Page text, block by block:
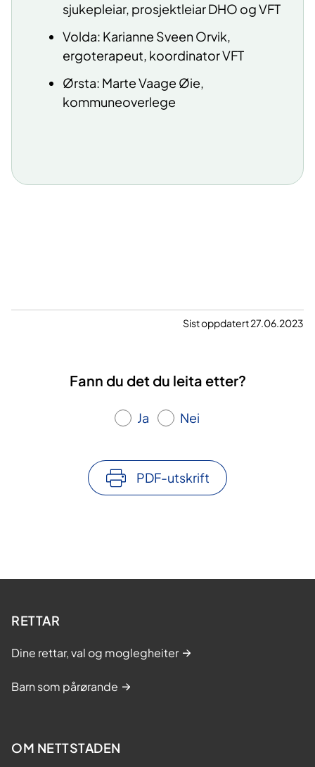
sjukepleiar, prosjektleiar DHO og VFT
Volda: Karianne Sveen Orvik,
ergoterapeut, koordinator VFT
Ørsta: Marte Vaage Øie,
kommuneoverlege​
Sist oppdatert 27.06.2023
Fann du det du leita etter?
Ja Nei
PDF-utskrift
RETTAR
Dine rettar, val og moglegheiter
Barn som pårørande
OM NETTSTADEN